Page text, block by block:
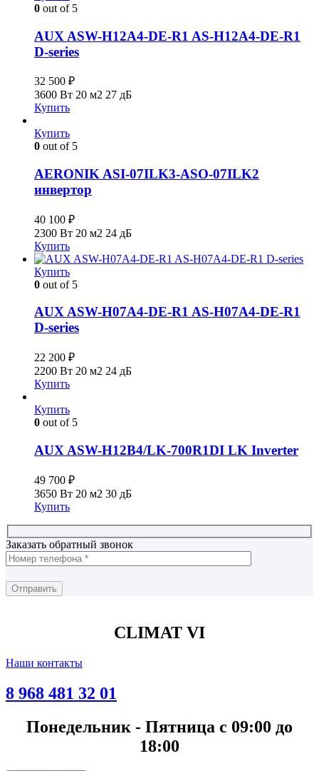
0 out of 5
AUX ASW-H12A4-DE-R1 AS-H12A4-DE-R1
D-series
32 500 ₽
3600 Вт 20 м2 27 дБ
Купить
Купить
0 out of 5
AERONIK ASI-07ILK3-ASO-07ILK2
инвертoр
40 100 ₽
2300 Вт 20 м2 24 дБ
Купить
Купить
0 out of 5
AUX ASW-H07A4-DE-R1 AS-H07A4-DE-R1
D-series
22 200 ₽
2200 Вт 20 м2 24 дБ
Купить
Купить
0 out of 5
AUX ASW-H12B4/LK-700R1DI LK Inverter
49 700 ₽
3650 Вт 20 м2 30 дБ
Купить
Заказать обратный звонок
CLIMAT VI
Наши контакты
8 968 481 32 01
Понедельник - Пятница с 09:00 до
18:00